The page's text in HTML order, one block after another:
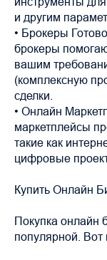
и другим
• Брокеры
брокеры
вашим
(комплексную
сделки.
• Онлайн
маркетплейсы
такие как
цифровые
Купить Онлайн
Покупка онлайн
популярной.